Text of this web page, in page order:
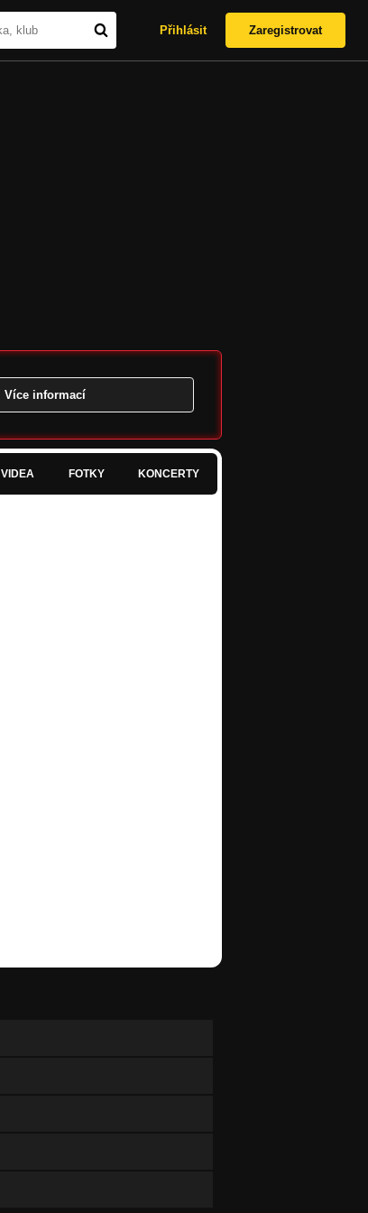
Přihlásit Zaregistrovat
Více informací
VIDEA FOTKY KONCERTY